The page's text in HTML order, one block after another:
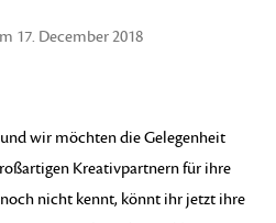
17. December 2018
und wir möchten die Gelegenheit
Kreativpartnern für ihre
nicht kennt, könnt ihr jetzt ihre